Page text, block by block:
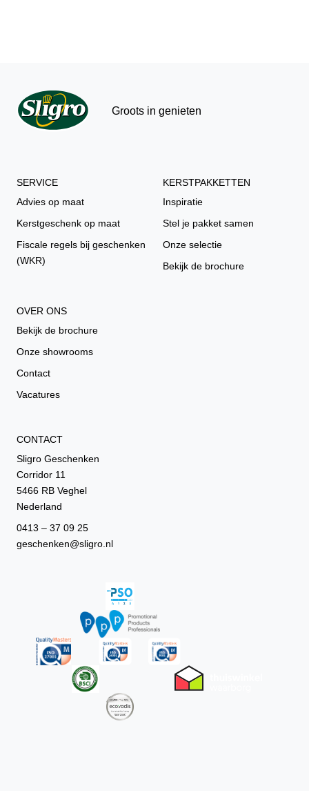
Groots in genieten
SERVICE
Advies op maat
Kerstgeschenk op maat
Fiscale regels bij geschenken
(WKR)
KERSTPAKKETTEN
Inspiratie
Stel je pakket samen
Onze selectie
Bekijk de brochure
OVER ONS
Bekijk de brochure
Onze showrooms
Contact
Vacatures
CONTACT
Sligro Geschenken
Corridor 11
5466 RB Veghel
Nederland
0413 – 37 09 25
geschenken@sligro.nl